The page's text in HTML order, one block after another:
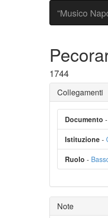
“Musico
1744
Collegamenti
Documento -
Istituzione -
Ruolo -
Note